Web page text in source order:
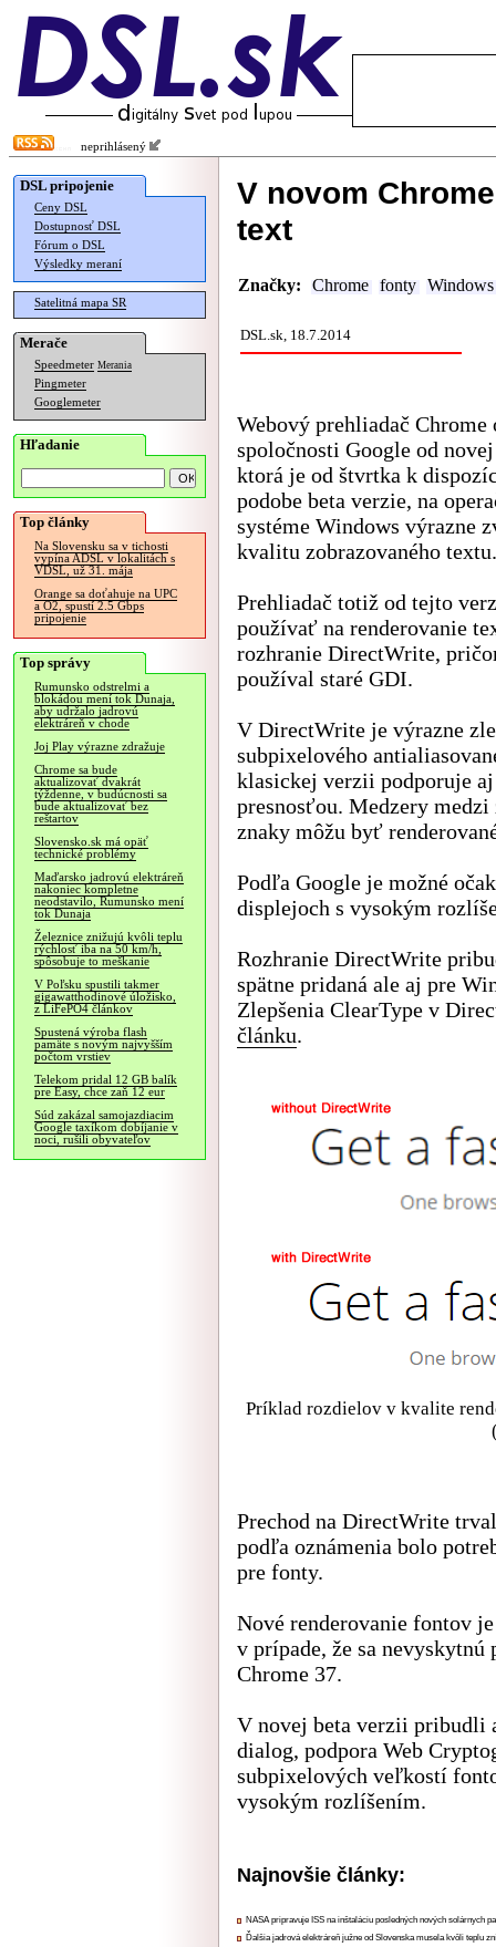
neprihlásený
DSL pripojenie
Ceny DSL
Dostupnosť DSL
Fórum o DSL
Výsledky meraní
Satelitná mapa SR
Merače
Speedmeter Merania
Pingmeter
Googlemeter
Hľadanie
Top články
Na Slovensku sa v tichosti
vypína ADSL v lokalitách s
VDSL, už 31. mája
Orange sa doťahuje na UPC
a O2, spustí 2.5 Gbps
pripojenie
Top správy
Rumunsko odstrelmi a
blokádou mení tok Dunaja,
aby udržalo jadrovú
elektráreň v chode
Joj Play výrazne zdražuje
Chrome sa bude
aktualizovať dvakrát
týždenne, v budúcnosti sa
bude aktualizovať bez
reštartov
Slovensko.sk má opäť
technické problémy
Maďarsko jadrovú elektráreň
nakoniec kompletne
neodstavilo, Rumunsko mení
tok Dunaja
Železnice znižujú kvôli teplu
rýchlosť iba na 50 km/h,
spôsobuje to meškanie
V Poľsku spustili takmer
gigawatthodinové úložisko,
z LiFePO4 článkov
Spustená výroba flash
pamäte s novým najvyšším
počtom vrstiev
Telekom pridal 12 GB balík
pre Easy, chce zaň 12 eur
Súd zakázal samojazdiacim
Google taxíkom dobíjanie v
noci, rušili obyvateľov
V novom
text
Značky: Chrome fonty Windows
DSL.sk, 18.7.2014
Webový prehliadač Chrome
spoločnosti Google od
ktorá je od štvrtka k
podobe beta verzie, na
systéme Windows výrazne
kvalitu zobrazovaného textu.
Prehliadač totiž od tejto
používať na renderovanie
rozhranie DirectWrite,
používal staré GDI.
V DirectWrite je výrazne
subpixelového
klasickej verzii podporuje
presnosťou. Medzery
znaky môžu byť
Podľa Google je možné
displejoch s vysokým
Rozhranie DirectWrite
spätne pridaná ale aj pre
Zlepšenia ClearType v
článku.
Príklad rozdielov v kvalite
Prechod na DirectWrite
podľa oznámenia bolo
pre fonty.
Nové renderovanie fontov
v prípade, že sa
Chrome 37.
V novej beta verzii pribudli
dialog, podpora Web
subpixelových veľkostí
vysokým rozlíšením.
Najnovšie články:
NASA pripravuje ISS na inštaláciu posledných nových solárnych
Ďalšia jadrová elektráreň južne od Slovenska musela kvôli teplu